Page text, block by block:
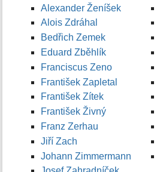
Alexander Ženíšek
Alois Zdráhal
Bedřich Zemek
Eduard Zběhlík
Franciscus Zeno
František Zapletal
František Zítek
František Živný
Franz Zerhau
Jiří Zach
Johann Zimmermann